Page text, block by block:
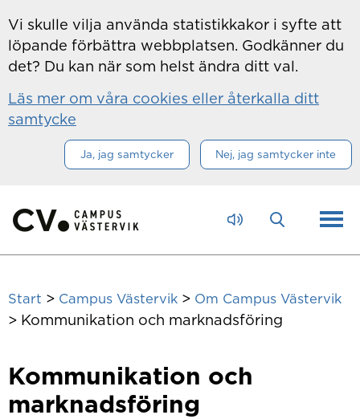
Vi skulle vilja använda statistikkakor i syfte att
löpande förbättra webbplatsen. Godkänner du
det? Du kan när som helst ändra ditt val.
Läs mer om våra cookies eller återkalla ditt
samtycke
Ja, jag samtycker Nej, jag samtycker inte
Start > Campus Västervik> Om Campus Västervik
> Kommunikation och marknadsföring
Kommunikation och
marknadsföring